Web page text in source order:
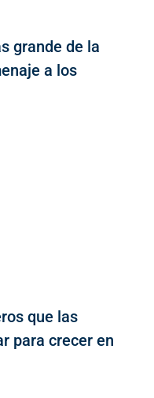
grande de la
a los
que las
para crecer en